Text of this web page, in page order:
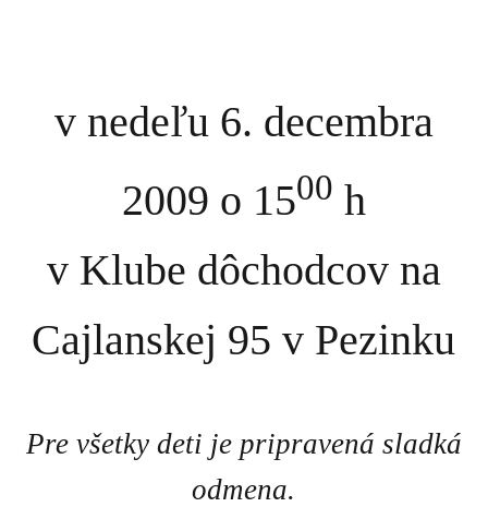
v nedeľu 6. decembra
2009 o 1500 h
v Klube dôchodcov na
Cajlanskej 95 v Pezinku
Pre všetky deti je pripravená sladká
odmena.